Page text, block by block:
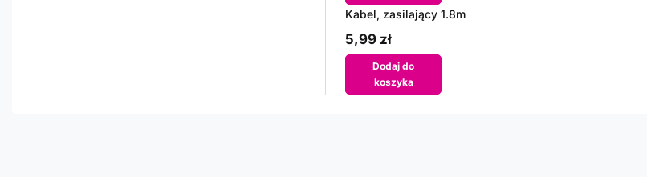
Kabel, zasilający 1.8m
5,99 zł
Dodaj do
koszyka